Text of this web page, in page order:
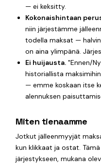
— ei keksitty.
Kokonaishintaan
niin järjestämme
todella maksat —
on aina ylimpänä.
Ei huijausta. "Ennen/
historiallista
— emme koskaan itse
alennuksen
Miten tienaamme
Jotkut jälleenmyyjät
kun klikkaat ja ostat.
järjestykseen, mukana